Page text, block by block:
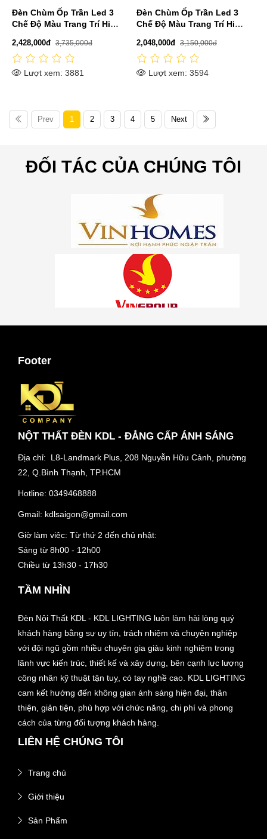
Đèn Chùm Ốp Trần Led 3
Chế Độ Màu Trang Trí Hiện
2,428,000đ 3,735,000đ
Lượt xem: 3881
Đèn Chùm Ốp Trần Led 3
Chế Độ Màu Trang Trí Hiện
2,048,000đ 3,150,000đ
Lượt xem: 3594
Prev 1 2 3 4 5 Next
ĐỐI TÁC CỦA CHÚNG TÔI
Footer
NỘT THẤT ĐÈN KDL - ĐẲNG CẤP ÁNH SÁNG
Địa chỉ: L8-Landmark Plus, 208 Nguyễn Hữu Cảnh, phường
22, Q.Bình Thạnh, TP.HCM
Hotline: 0349468888
Gmail: kdlsaigon@gmail.com
Giờ làm viêc: Từ thứ 2 đến chủ nhật:
Sáng từ 8h00 - 12h00
Chiều từ 13h30 - 17h30
TẦM NHÌN
Đèn Nội Thất KDL - KDL LIGHTING luôn làm hài lòng quý
khách hàng bằng sự uy tín, trách nhiệm và chuyên nghiệp
với đội ngũ gồm nhiều chuyên gia giàu kinh nghiệm trong
lãnh vực kiến trúc, thiết kế và xây dựng, bên cạnh lực lượng
công nhân kỹ thuật tận tuỵ, có tay nghề cao. KDL LIGHTING
cam kết hướng đến không gian ánh sáng hiện đại, thân
thiện, giản tiện, phù hợp với chức năng, chi phí và phong
cách của từng đối tượng khách hàng.
LIÊN HỆ CHÚNG TÔI
Trang chủ
Giới thiệu
Sản Phẩm